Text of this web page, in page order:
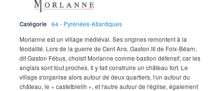
Catégorie
64 - Pyrénées-Atlantiques
Morlanne est un village médiéval. Ses origines remontent à la
féodalité. Lors de la guerre de Cent Ans, Gaston III de Foix-Béarn,
dit Gaston Fébus, choisit Morlanne comme bastion défensif, car les
anglais sont tout proches. Il y fait construire un château fort. Le
village s'organise alors autour de deux quartiers, l'un autour du
château, le « castetbieilh », et l'autre autour de l'église, également